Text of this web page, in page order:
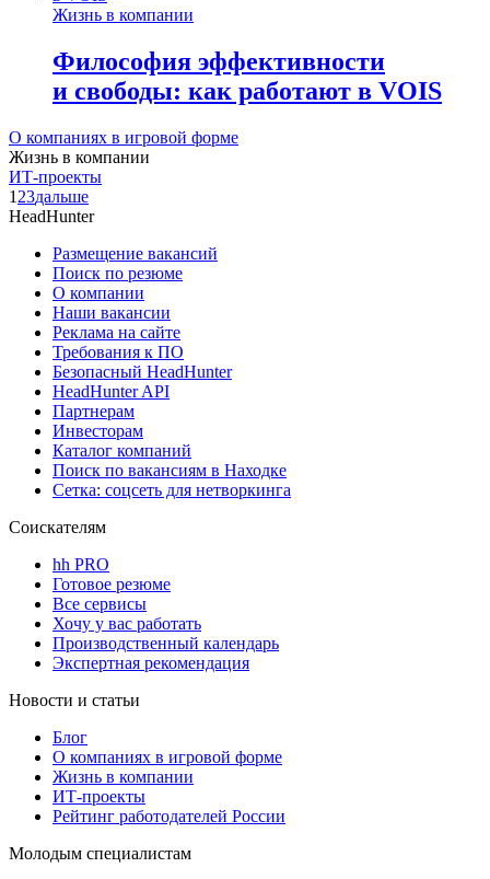
Жизнь в компании
Философия эффективности
и свободы: как работают в VOIS
О компаниях в игровой форме
Жизнь в компании
ИТ-проекты
1 23дальше
HeadHunter
Размещение вакансий
Поиск по резюме
О компании
Наши вакансии
Реклама на сайте
Требования к ПО
Безопасный HeadHunter
HeadHunter API
Партнерам
Инвесторам
Каталог компаний
Поиск по вакансиям в Находке
Сетка: соцсеть для нетворкинга
Соискателям
hh PRO
Готовое резюме
Все сервисы
Хочу у вас работать
Производственный календарь
Экспертная рекомендация
Новости и статьи
Блог
О компаниях в игровой форме
Жизнь в компании
ИТ-проекты
Рейтинг работодателей России
Молодым специалистам